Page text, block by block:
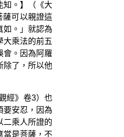
知。】（《大
薩可以親證這
如。」就認為
乘法的前五
會。因為阿羅
除了，所以他
經》卷3）也
要安忍，因為
二乘人所證的
當是菩薩，不